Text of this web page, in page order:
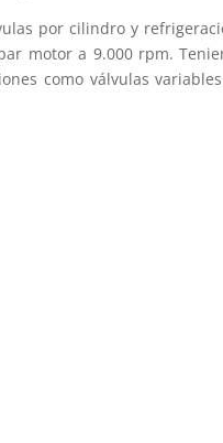
por cilindro y
motor a 9.000 rpm.
como válvulas